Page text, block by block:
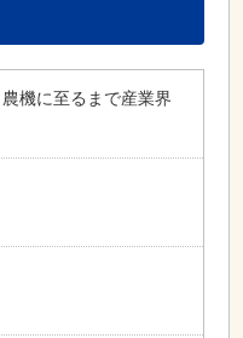
機に至るまで産業界